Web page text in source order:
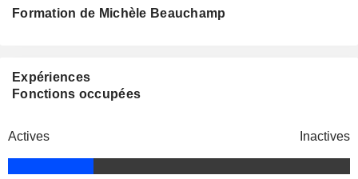
Formation de Michèle Beauchamp
Expériences
Fonctions occupées
Actives Inactives